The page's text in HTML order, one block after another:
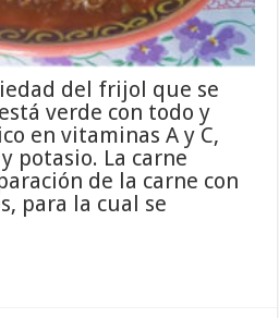
del frijol que se
verde con todo y
en vitaminas A y C,
potasio. La carne
de la carne con
para la cual se